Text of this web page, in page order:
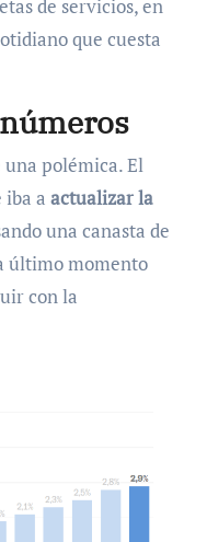
de servicios, en
que cuesta
una polémica. El
iba a actualizar la
una canasta de
último momento
con la